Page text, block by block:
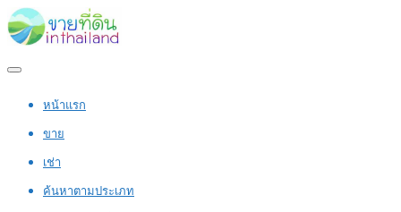
หน้าแรก
ขาย
เช่า
ค้นหาตามประเภท